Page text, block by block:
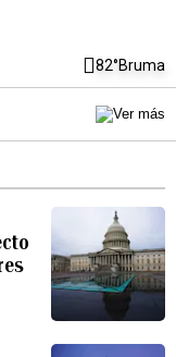
82°Bruma